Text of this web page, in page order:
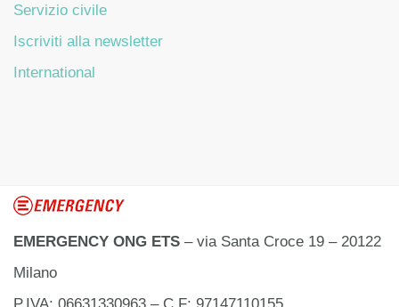
Servizio civile
Iscriviti alla newsletter
International
EMERGENCY ONG ETS – via Santa Croce 19 – 20122
Milano